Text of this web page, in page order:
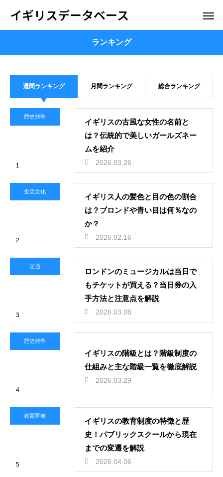
イギリスデータベース
ランキング
週間ランキング 月間ランキング 総合ランキング
歴史雑学
1
イギリスの古風な女性の名前と
は？伝統的で美しいガールズネー
ムを紹介
2026.03.26
生活文化
2
イギリス人の髪色と目の色の割合
は？ブロンドや青い目は何％なの
か？
2026.02.16
交通
3
ロンドンのミュージカルは当日で
もチケットが買える？当日券の入
手方法と注意点を解説
2026.03.08
歴史雑学
4
イギリスの階級とは？階級制度の
仕組みと主な階級一覧を徹底解説
2026.03.29
教育医療
5
イギリスの教育制度の特徴と歴
史！パブリックスクールから現在
までの変遷を解説
2026.04.06